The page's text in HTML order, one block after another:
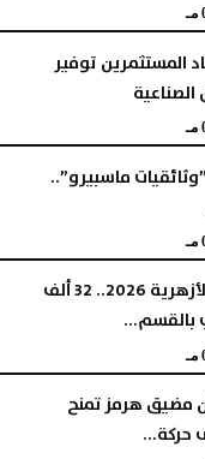
المستثمرين توفير
الصناعية
ماسبيرو”..
جدول امتحانات الثانوية الأزهرية 2026.. 32 ألف
بالقسم...
مضيق هرمز تمنح
حركة...